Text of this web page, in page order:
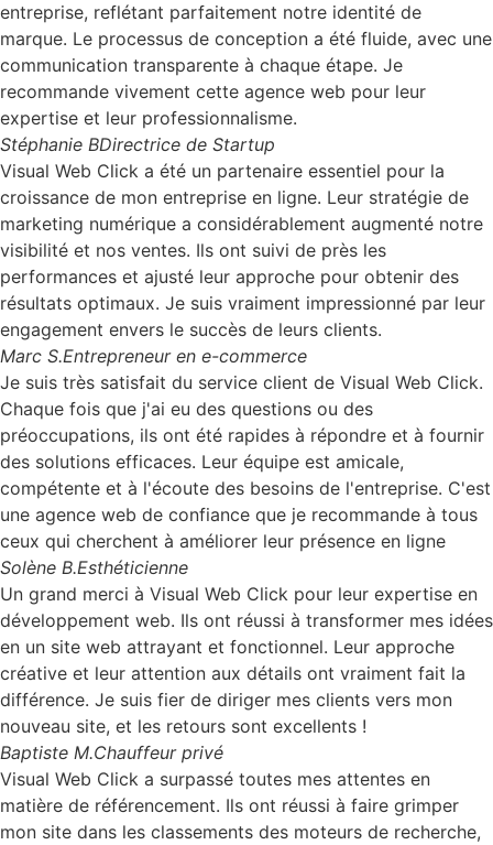
entreprise, reflétant parfaitement notre identité de
marque. Le processus de conception a été fluide, avec une
communication transparente à chaque étape. Je
recommande vivement cette agence web pour leur
expertise et leur professionnalisme.
Stéphanie BDirectrice de Startup
Visual Web Click a été un partenaire essentiel pour la
croissance de mon entreprise en ligne. Leur stratégie de
marketing numérique a considérablement augmenté notre
visibilité et nos ventes. Ils ont suivi de près les
performances et ajusté leur approche pour obtenir des
résultats optimaux. Je suis vraiment impressionné par leur
engagement envers le succès de leurs clients.
Marc S.Entrepreneur en e-commerce
Je suis très satisfait du service client de Visual Web Click.
Chaque fois que j'ai eu des questions ou des
préoccupations, ils ont été rapides à répondre et à fournir
des solutions efficaces. Leur équipe est amicale,
compétente et à l'écoute des besoins de l'entreprise. C'est
une agence web de confiance que je recommande à tous
ceux qui cherchent à améliorer leur présence en ligne
Solène B.Esthéticienne
Un grand merci à Visual Web Click pour leur expertise en
développement web. Ils ont réussi à transformer mes idées
en un site web attrayant et fonctionnel. Leur approche
créative et leur attention aux détails ont vraiment fait la
différence. Je suis fier de diriger mes clients vers mon
nouveau site, et les retours sont excellents !
Baptiste M.Chauffeur privé
Visual Web Click a surpassé toutes mes attentes en
matière de référencement. Ils ont réussi à faire grimper
mon site dans les classements des moteurs de recherche,